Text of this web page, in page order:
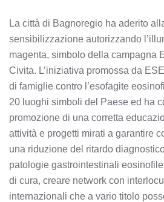
La città di Bagnoregio ha aderito
sensibilizzazione autorizzando
magenta, simbolo della campagna
Civita. L’iniziativa promossa da
di famiglie contro l’esofagite
20 luoghi simboli del Paese ed ha
promozione di una corretta
attività e progetti mirati a garantire
una riduzione del ritardo
patologie gastrointestinali
di cura, creare network con
internazionali che a vario titolo